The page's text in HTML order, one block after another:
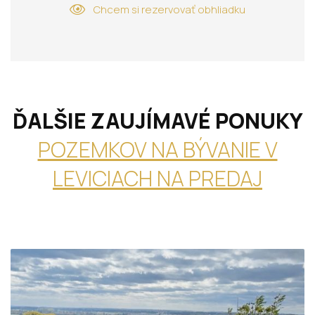
Chcem si rezervovať obhliadku
ĎALŠIE ZAUJÍMAVÉ PONUKY
POZEMKOV NA BÝVANIE V
LEVICIACH NA PREDAJ